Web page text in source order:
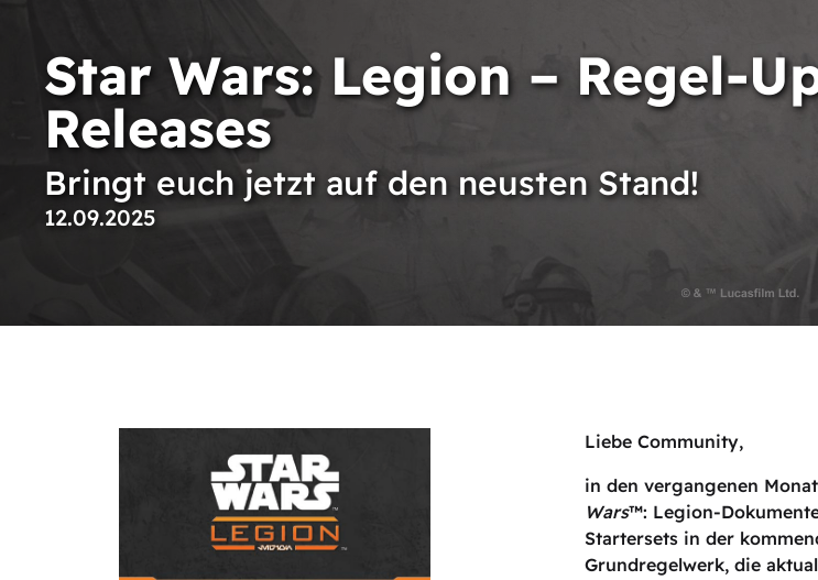
Star Wars: Legion – Regel-
Releases
Bringt euch jetzt auf den neusten Stand!
12.09.2025
Liebe Community,
in den vergangenen
Wars™: Legion-
Startersets in der
Grundregelwerk, die